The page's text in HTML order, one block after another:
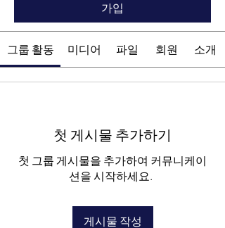
가입
그룹 활동 미디어 파일 회원 소개
첫 게시물 추가하기
첫 그룹 게시물을 추가하여 커뮤니케이
션을 시작하세요.
게시물 작성